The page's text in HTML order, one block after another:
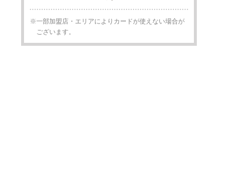
※一部加盟店・エリアによりカードが使えない場合が
ございます。